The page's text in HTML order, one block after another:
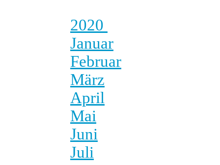
2020
Januar
Februar
März
April
Mai
Juni
Juli